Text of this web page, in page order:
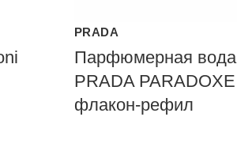
PRADA
Парфюмерная вода
PRADA PARADOXE
флакон-рефил